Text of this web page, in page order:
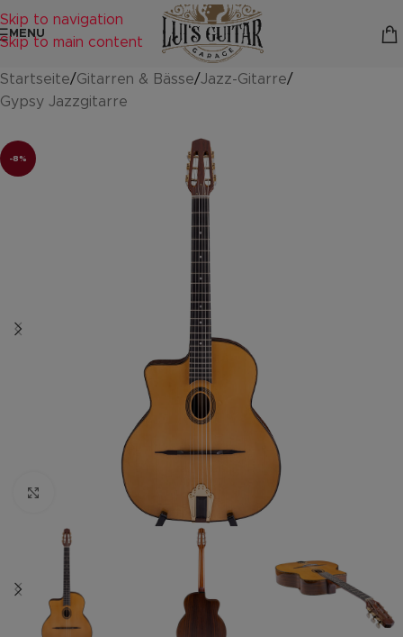
Skip to navigation
Skip to main content
MENU
Startseite/Gitarren & Bässe/Jazz-Gitarre/
Gypsy Jazzgitarre
-8%
Zum vergrößern anklicken